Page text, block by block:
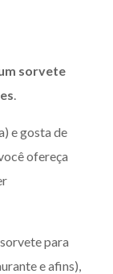
sorvete
e gosta de
ofereça
para
e afins),